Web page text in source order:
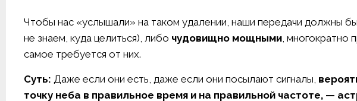
Чтобы нас «услышали» на таком удалении, наши передачи должны
не знаем, куда целиться), либо чудовищно мощными ,
самое требуется от них.
Суть: Даже если они есть, даже если они посылают сигналы,
точку неба в правильное время и на правильной частоте, —